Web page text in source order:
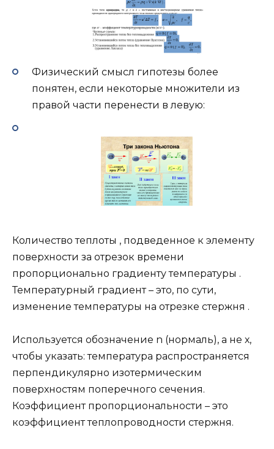
Физический смысл гипотезы более
понятен, если некоторые множители из
правой части перенести в левую:
Количество теплоты , подведенное к элементу
поверхности за отрезок времени
пропорционально градиенту температуры .
Температурный градиент – это, по сути,
изменение температуры на отрезке стержня .
Используется обозначение n (нормаль), а не х,
чтобы указать: температура распространяется
перпендикулярно изотермическим
поверхностям поперечного сечения.
Коэффициент пропорциональности – это
коэффициент теплопроводности стержня.